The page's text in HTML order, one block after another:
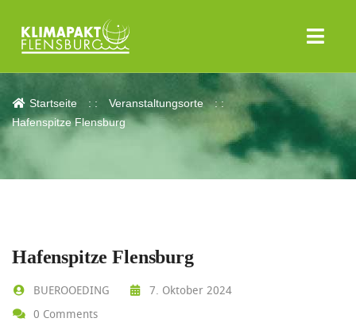
Hafenspitze Flensburg
Startseite
Veranstaltungsorte
Hafenspitze Flensburg
Hafenspitze Flensburg
BUEROOEDING
7. Oktober 2024
0 Comments